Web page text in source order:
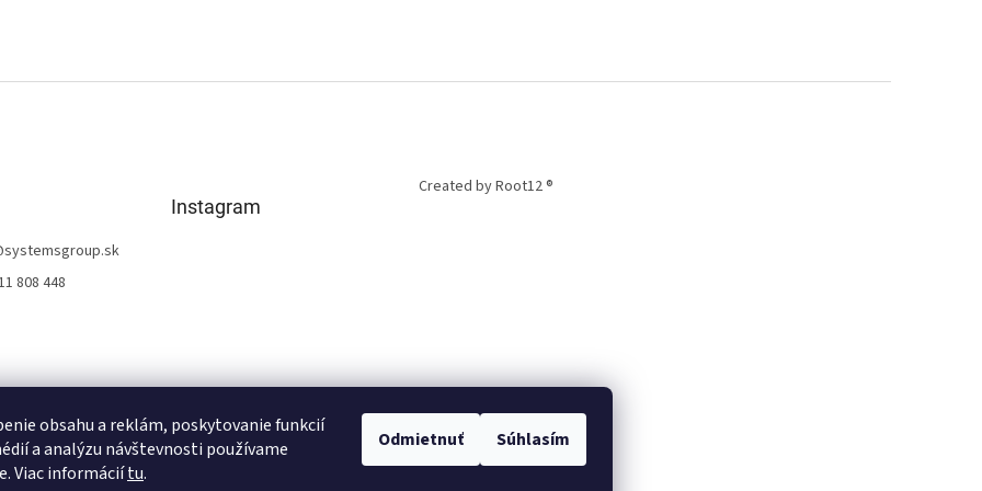
obsahu a reklám, poskytovanie funkcií
a analýzu návštevnosti používame
Viac informáciítu.
Odmietnuť Súhlasím
systemsgroup.sk
808 448
Instagram
Sledovať na Instagrame
Created by Root12 ®